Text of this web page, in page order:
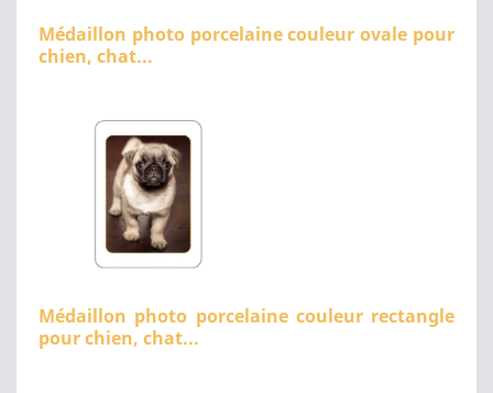
Médaillon photo porcelaine couleur ovale pour
chien, chat...
Médaillon photo porcelaine couleur rectangle
pour chien, chat...